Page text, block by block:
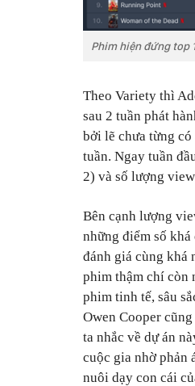
Phim hiện đứng top
Theo Variety thì
sau 2 tuần phát
bởi lẽ chưa từng
tuần. Ngay tuần
2) và số lượng
Bên cạnh lượng
những điểm số
đánh giá cùng khá
phim thậm chí còn
phim tinh tế, sâu
Owen Cooper
ta nhắc về dự án
cuộc gia nhờ phản
nuôi dạy con cái